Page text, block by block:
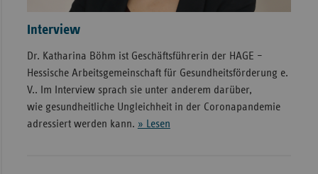
Interview
Dr. Katharina Böhm ist Geschäftsführerin der HAGE –
Hessische Arbeitsgemeinschaft für Gesundheitsförderung e.
V.. Im Interview sprach sie unter anderem darüber,
wie gesundheitliche Ungleichheit in der Coronapandemie
adressiert werden kann. » Lesen